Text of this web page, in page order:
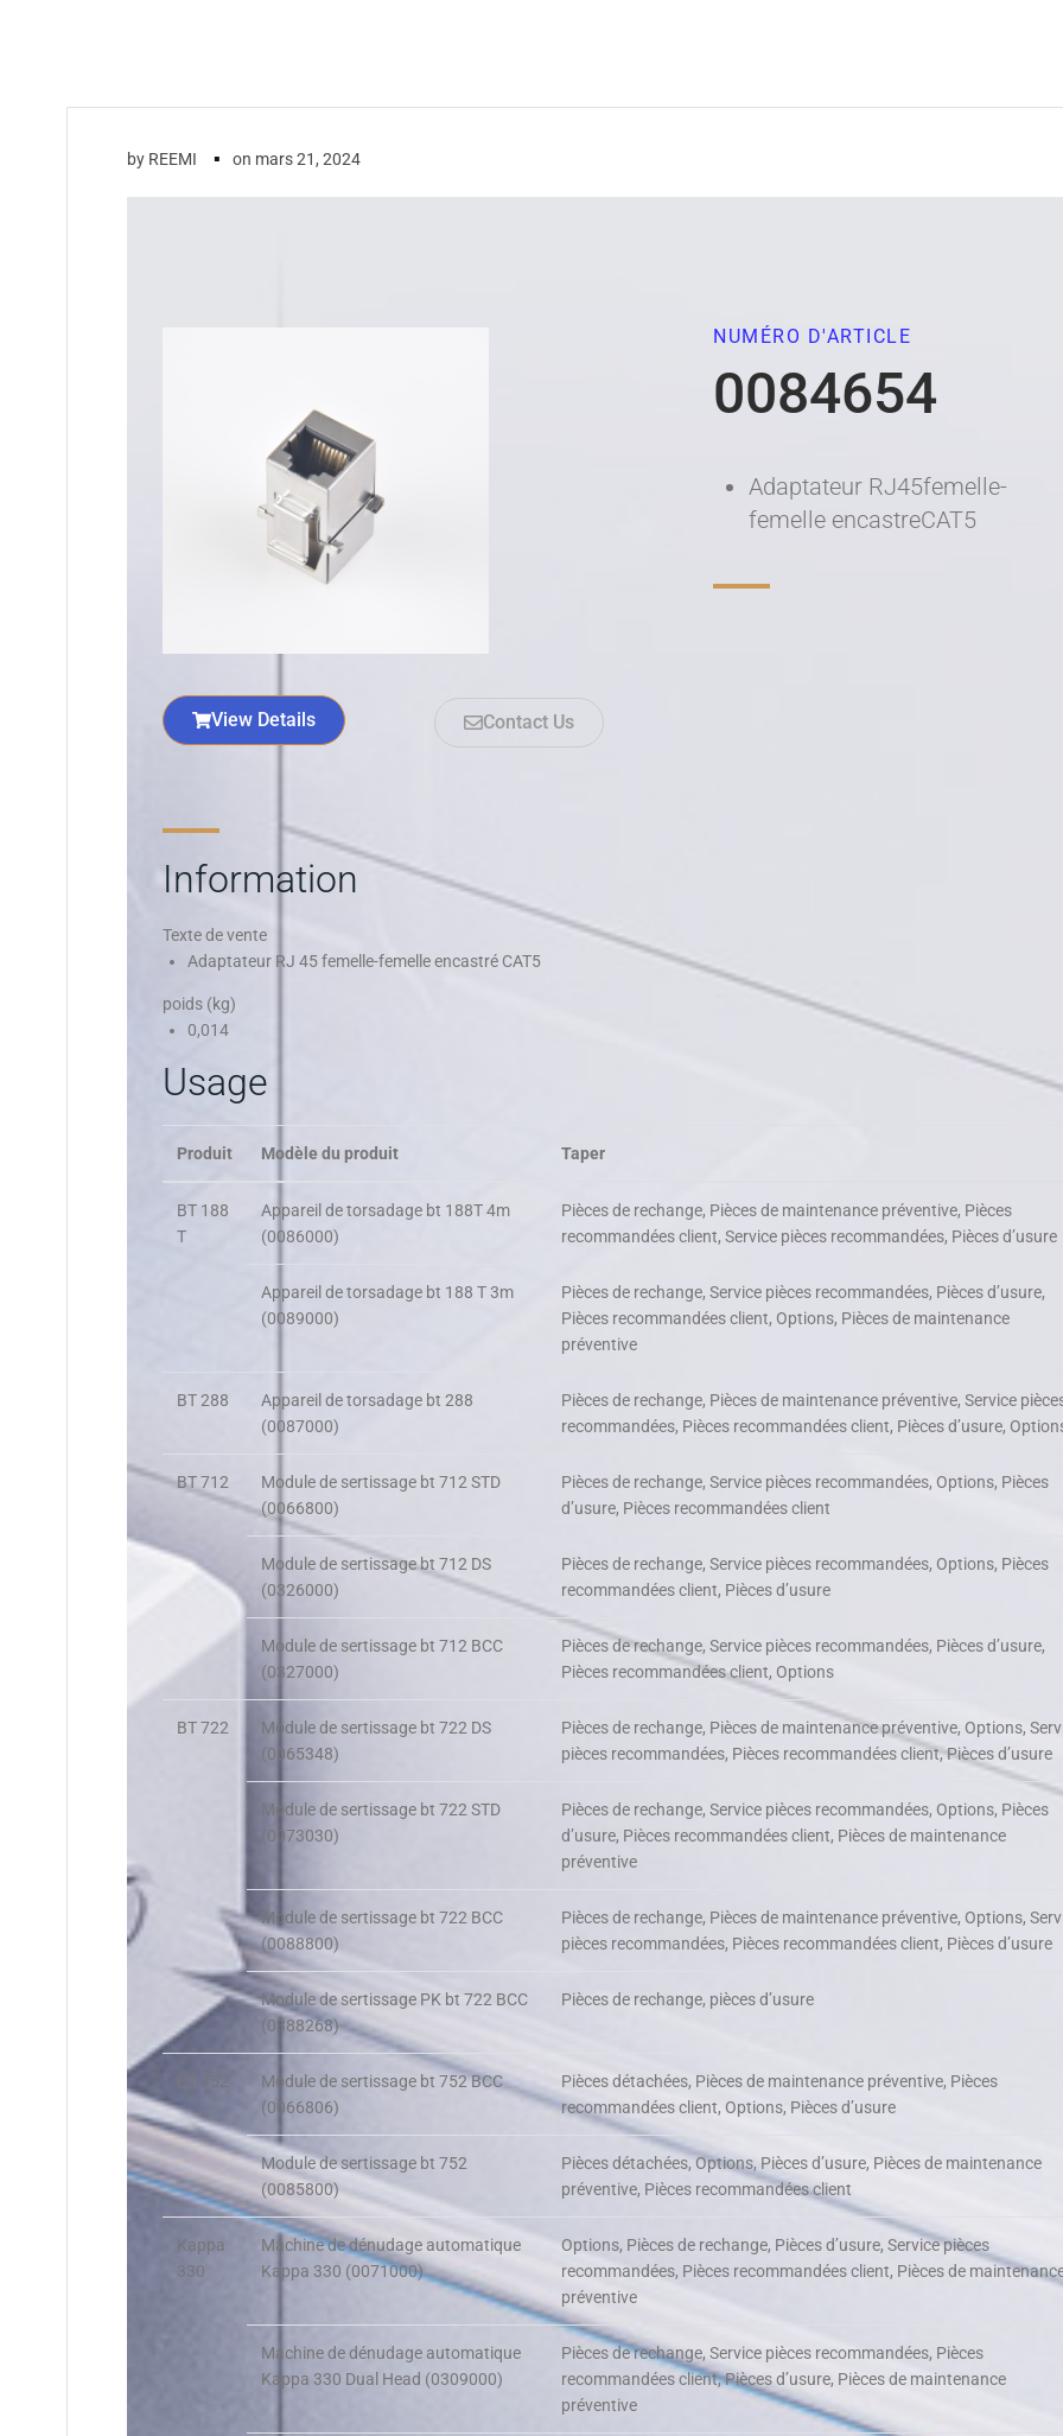
by REEMI ▪ on mars 21, 2024
View Details Contact Us
Information
Texte de vente
Adaptateur RJ 45 femelle-femelle encastré CAT5
poids (kg)
0,014
Usage
Produit Modèle du produit Taper
BT 188
T
Appareil de torsadage bt 188T 4m
(0086000)
Pièces de rechange, Pièces de maintenance préventive, Pièces
recommandées client, Service pièces recommandées, Pièces d’usure
Appareil de torsadage bt 188 T 3m
(0089000)
Pièces de rechange, Service pièces recommandées, Pièces d’usure,
Pièces recommandées client, Options, Pièces de maintenance
préventive
BT 288
Appareil de torsadage bt 288
(0087000)
Pièces de rechange, Pièces de maintenance préventive, Service
recommandées, Pièces recommandées client, Pièces d’usure,
BT 712
Module de sertissage bt 712 STD
(0066800)
Pièces de rechange, Service pièces recommandées, Options, Pièces
d’usure, Pièces recommandées client
Module de sertissage bt 712 DS
(0326000)
Pièces de rechange, Service pièces recommandées, Options, Pièces
recommandées client, Pièces d’usure
Module de sertissage bt 712 BCC
(0327000)
Pièces de rechange, Service pièces recommandées, Pièces d’usure,
Pièces recommandées client, Options
BT 722
Module de sertissage bt 722 DS
(0065348)
Pièces de rechange, Pièces de maintenance préventive, Options,
pièces recommandées, Pièces recommandées client, Pièces d’usure
Module de sertissage bt 722 STD
(0073030)
Pièces de rechange, Service pièces recommandées, Options, Pièces
d’usure, Pièces recommandées client, Pièces de maintenance
préventive
Module de sertissage bt 722 BCC
(0088800)
Pièces de rechange, Pièces de maintenance préventive, Options,
pièces recommandées, Pièces recommandées client, Pièces d’usure
Module de sertissage PK bt 722 BCC
(0388268)
Pièces de rechange, pièces d’usure
BT 752
Module de sertissage bt 752 BCC
(0066806)
Pièces détachées, Pièces de maintenance préventive, Pièces
recommandées client, Options, Pièces d’usure
Module de sertissage bt 752
(0085800)
Pièces détachées, Options, Pièces d’usure, Pièces de maintenance
préventive, Pièces recommandées client
Kappa
330
Machine de dénudage automatique
Kappa 330 (0071000)
Options, Pièces de rechange, Pièces d’usure, Service pièces
recommandées, Pièces recommandées client, Pièces de
préventive
Machine de dénudage automatique
Kappa 330 Dual Head (0309000)
Pièces de rechange, Service pièces recommandées, Pièces
recommandées client, Pièces d’usure, Pièces de maintenance
préventive
NUMÉRO D'ARTICLE
0084654
Adaptateur RJ45femelle-
femelle encastreCAT5